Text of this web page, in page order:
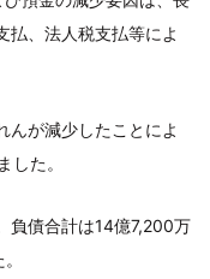
払、法人税支払等によ
んが減少したことによ
した。
負債合計は14億7,200万